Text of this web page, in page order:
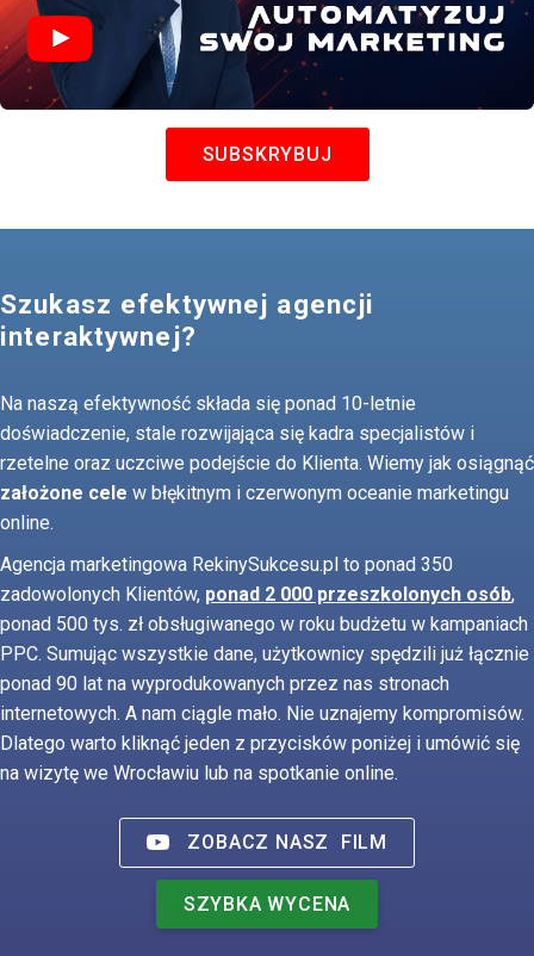
SUBSKRYBUJ
Szukasz efektywnej agencji
interaktywnej?
Na naszą efektywność składa się ponad 10-letnie
doświadczenie, stale rozwijająca się kadra specjalistów i
rzetelne oraz uczciwe podejście do Klienta. Wiemy jak osiągnąć
założone cele w błękitnym i czerwonym oceanie marketingu
online.
Agencja marketingowa RekinySukcesu.pl to ponad 350
zadowolonych Klientów, ponad 2 000 przeszkolonych osób,
ponad 500 tys. zł obsługiwanego w roku budżetu w kampaniach
PPC. Sumując wszystkie dane, użytkownicy spędzili już łącznie
ponad 90 lat na wyprodukowanych przez nas stronach
internetowych. A nam ciągle mało. Nie uznajemy kompromisów.
Dlatego warto kliknąć jeden z przycisków poniżej i umówić się
na wizytę we Wrocławiu lub na spotkanie online.
ZOBACZ NASZ FILM
SZYBKA WYCENA